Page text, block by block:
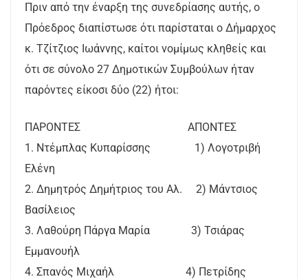
Πριν από την έναρξη της συνεδρίασης αυτής, ο
Πρόεδρος διαπίστωσε ότι παρίσταται ο Δήμαρχος
κ. Τζίτζιος Ιωάννης, καίτοι νομίμως κληθείς και
ότι σε σύνολο 27 Δημοτικών Συμβούλων ήταν
παρόντες είκοσι δύο (22) ήτοι:
ΠΑΡΟΝΤΕΣ ΑΠΟΝΤΕΣ
1. Ντέμπλας Κυπαρίσσης 1) Λογοτριβή
Ελένη
2. Δημητρός Δημήτριος του Αλ. 2) Μάντσιος
Βασίλειος
3. Λαθούρη Πάργα Μαρία 3) Τσιάρας
Εμμανουήλ
4. Σπανός Μιχαήλ 4) Πετρίδης